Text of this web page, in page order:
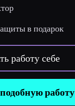
в подарок
работу себе
работу